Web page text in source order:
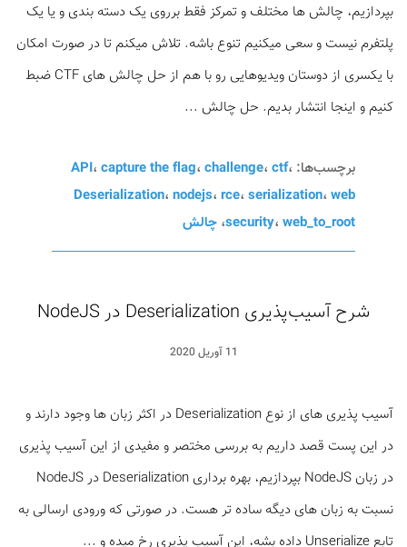
بپردازیم، چالش ها مختلف و تمرکز فقط برروی یک دسته بندی و یا یک
پلتفرم نیست و سعی میکنیم تنوع باشه. تلاش میکنم تا در صورت امکان
با یکسری از دوستان ویدیوهایی رو با هم از حل چالش های CTF ضبط
کنیم و اینجا انتشار بدیم. حل چالش ...
برچسب‌ها: API،capture the flag،challenge،ctf،
Deserialization،nodejs،rce،serialization،web
security،web_to_root ، چالش
شرح آسیب‌پذیری Deserialization در NodeJS
11 آوریل 2020
آسیب پذیری های از نوع Deserialization در اکثر زبان ها وجود دارند و
در این پست قصد داریم به بررسی مختصر و مفیدی از این آسیب پذیری
در زبان NodeJS بپردازیم، بهره برداری Deserialization در NodeJS
نسبت به زبان های دیگه ساده تر هست. در صورتی که ورودی ارسالی به
تابع Unserialize داده بشه، این آسیب پذیری رخ میده و ...